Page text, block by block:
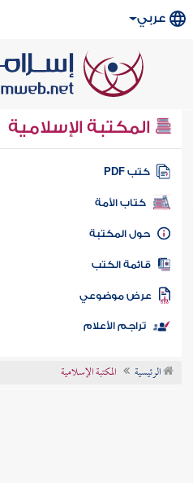
عربي
المكتبة الإسلامية
كتب PDF
كتاب الأمة
المكتبة
الكتب
موضوعي
تراجم الأعلام
الرئيسية المكتبة الإسلامية